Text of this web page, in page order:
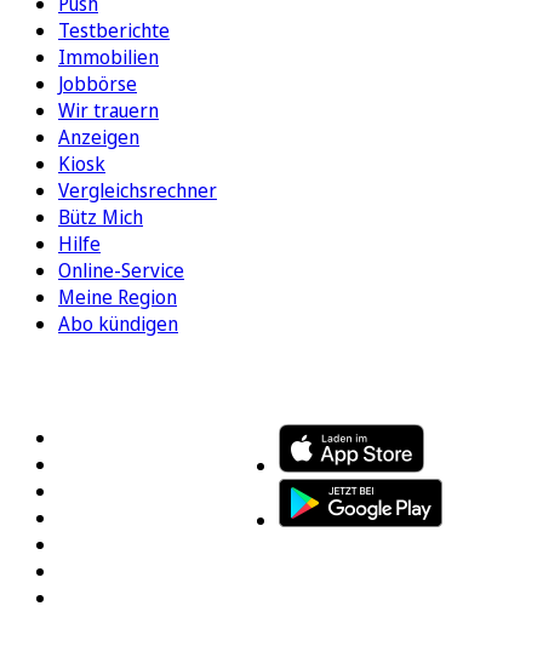
Testberichte
Immobilien
Jobbörse
Wir trauern
Anzeigen
Kiosk
Vergleichsrechner
Bütz Mich
Hilfe
Online-Service
Meine Region
Abo kündigen